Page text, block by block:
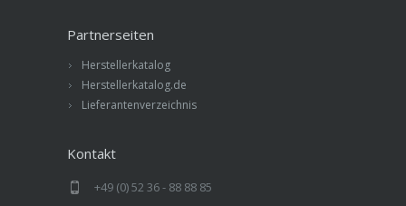
Partnerseiten
Herstellerkatalog
Herstellerkatalog.de
Lieferantenverzeichnis
Kontakt
+49 (0) 52 36 - 88 88 85